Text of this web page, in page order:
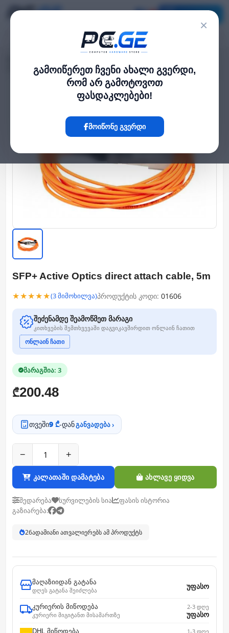
×
გამოიწერეთ ჩვენი ახალი გვერდი,
რომ არ გამოტოვოთ
ფასდაკლებები!
მოიწონე გვერდი
SFP+ Active Optics direct attach cable, 5m
SFP+ Active Optics direct attach cable, 5m
★★★★★(3 მიმოხილვა)პროდუქტის კოდი: 01606
შეძენამდე შეამოწმეთ მარაგი
კითხვების შემთხვევაში დაგვიკავშირდით ონლაინ ჩათით
ონლაინ ჩათი
მარაგშია: 3
₾200.48
თვეში9 ₾-დანგანვადება ›
− +
კალათაში დამატება ახლავე ყიდვა
შედარება სურვილების სია
ფასის ისტორია
გაზიარება:
26ადამიანი ათვალიერებს ამ პროდუქტს
მაღაზიიდან გატანა
დღეს გატანა შეიძლება
უფასო
კურიერის მიწოდება
კურიერი მიგიტანთ მისამართზე
2-3 დღე
უფასო
DHL მიწოდება
1-3 დღე